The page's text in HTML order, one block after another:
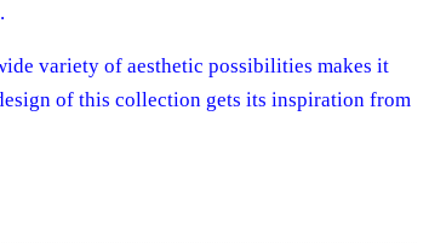
variety of aesthetic possibilities makes it
of this collection gets its inspiration from